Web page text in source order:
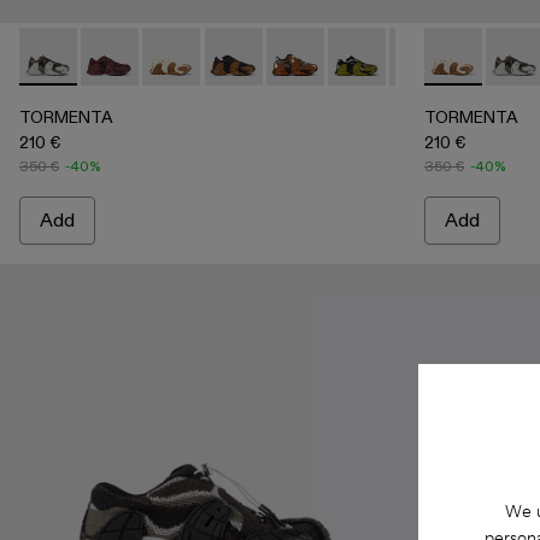
We
TORMENTA - A500013-028 - GRAY-BLACK
TORMENTA - A500013-027 - BURGUNDY-BLACK
TORMENTA - A500013-026 - WHITE-BROWN
TORMENTA - A500013-025 - BLACK-
TORMENTA - A500013-021
TORMENTA -TORMENTA -
TORMENTA
210 €
350 € -40%
Add
TORMENTA
210 €
350 € -40%
Add